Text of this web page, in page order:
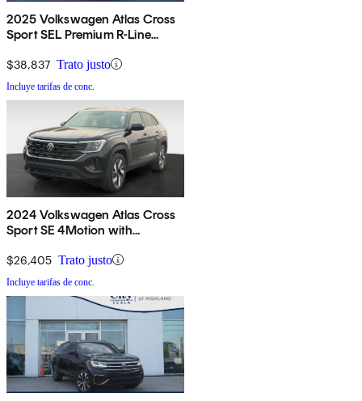
2025 Volkswagen Atlas Cross
Sport SEL Premium R-Line
$38,837 Trato justo
Incluye tarifas de conc.
2024 Volkswagen Atlas Cross
Sport SE 4Motion with
$26,405 Trato justo
Incluye tarifas de conc.